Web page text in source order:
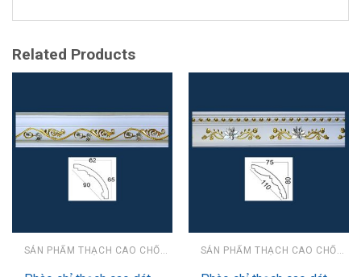
Related Products
SẢN PHẨM THẠCH CAO CHỐNG ẨM SẢN PHẨM THẠCH CAO CHỐNG ẨM